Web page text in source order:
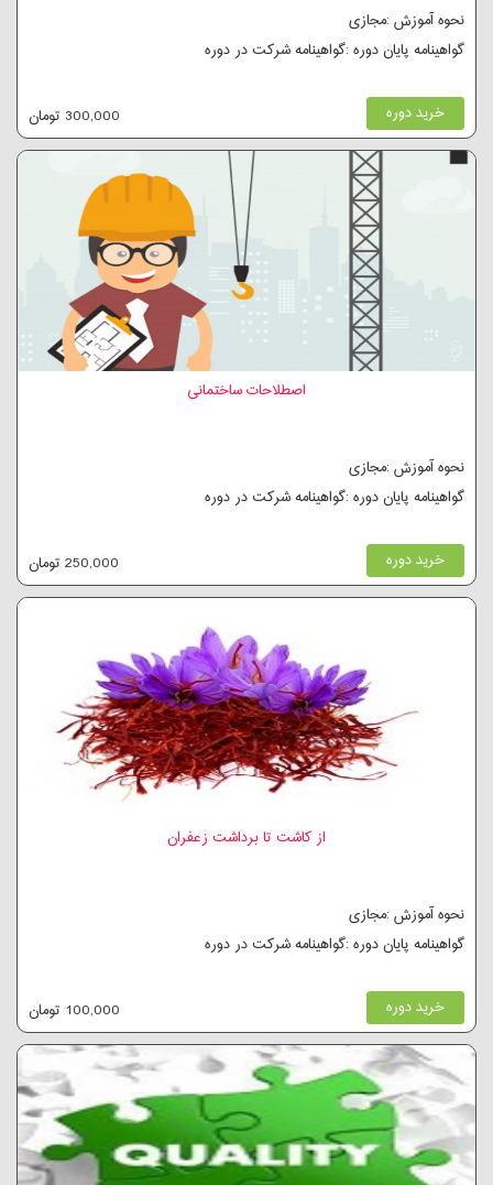
نحوه آموزش :مجازی
گواهینامه پایان دوره :گواهینامه شرکت در دوره
خرید دوره 300,000 تومان
اصطلاحات ساختمانی
نحوه آموزش :مجازی
گواهینامه پایان دوره :گواهینامه شرکت در دوره
خرید دوره 250,000 تومان
از کاشت تا برداشت زعفران
نحوه آموزش :مجازی
گواهینامه پایان دوره :گواهینامه شرکت در دوره
خرید دوره 100,000 تومان